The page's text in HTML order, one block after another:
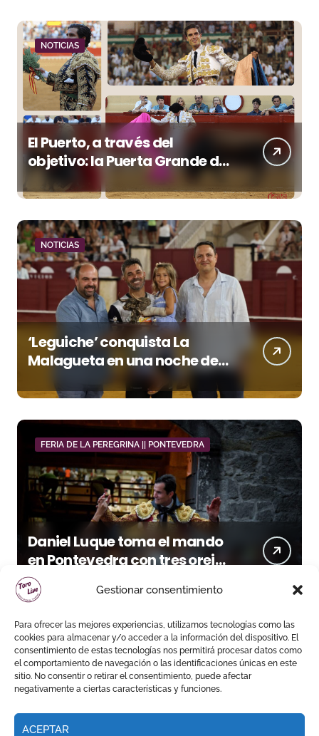
Gestionar consentimiento
Para ofrecer las mejores experiencias, utilizamos tecnologías como las
cookies para almacenar y/o acceder a la información del dispositivo. El
consentimiento de estas tecnologías nos permitirá procesar datos como
el comportamiento de navegación o las identificaciones únicas en este
sitio. No consentir o retirar el consentimiento, puede afectar
negativamente a ciertas características y funciones.
ACEPTAR
NOTICIAS
El Puerto, a través del
objetivo: la Puerta Grande de
Crespo y el aroma de
Morante
NOTICIAS
‘Leguiche’ conquista La
Malagueta en una noche de
recortes, emoción y gran
ambiente
FERIA DE LA PEREGRINA || PONTEVEDRA
Daniel Luque toma el mando
en Pontevedra con tres orejas
y una Puerta Grande de peso